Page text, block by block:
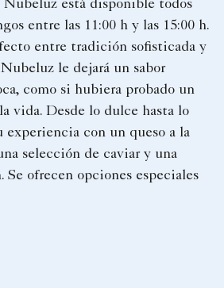
está disponible todos
entre las 11:00 h y las 15:00 h.
entre tradición sofisticada y
Nubeluz le dejará un sabor
como si hubiera probado un
vida. Desde lo dulce hasta lo
experiencia con un queso a la
selección de caviar y una
Se ofrecen opciones especiales